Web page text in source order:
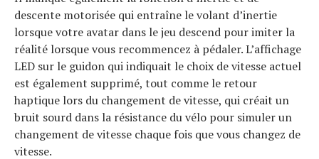
descente motorisée qui entraîne le volant d’inertie
lorsque votre avatar dans le jeu descend pour imiter la
réalité lorsque vous recommencez à pédaler. L’affichage
LED sur le guidon qui indiquait le choix de vitesse actuel
est également supprimé, tout comme le retour
haptique lors du changement de vitesse, qui créait un
bruit sourd dans la résistance du vélo pour simuler un
changement de vitesse chaque fois que vous changez de
vitesse.